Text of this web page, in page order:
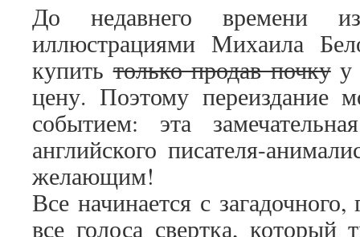
До недавнего времени
иллюстрациями Михаила
купитьтолько продав почкуу
цену. Поэтому переиздание
событием: эта
английского писателя-
желающим!
Все начинается с
все голоса свертка, который